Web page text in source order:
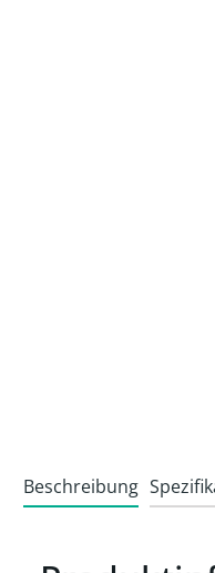
Beschreibung